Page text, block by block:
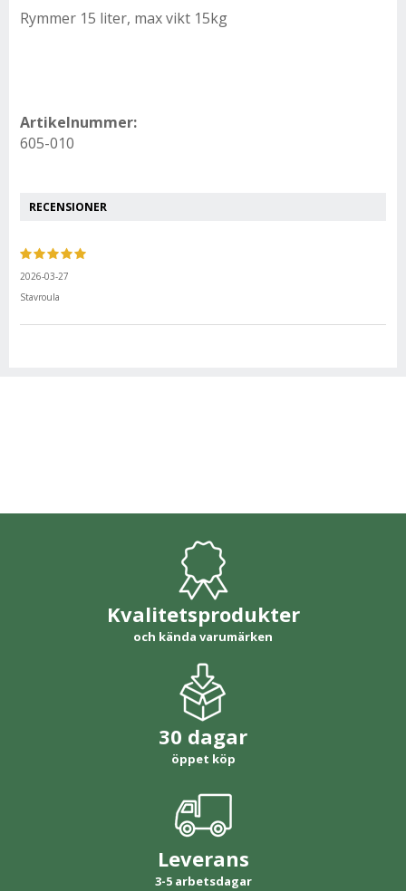
Rymmer 15 liter, max vikt 15kg
Artikelnummer:
605-010
RECENSIONER
2026-03-27
Stavroula
Kvalitetsprodukter
och kända varumärken
30 dagar
öppet köp
Leverans
3-5 arbetsdagar